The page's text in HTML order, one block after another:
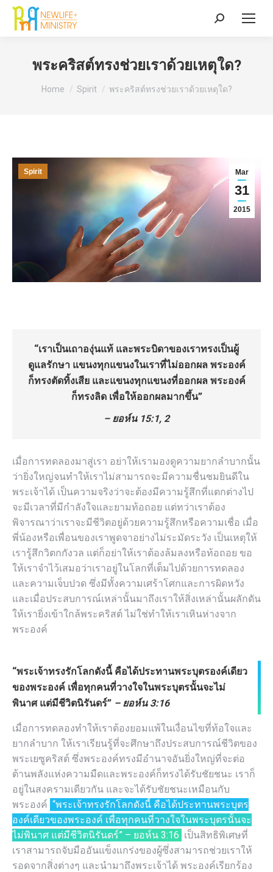
Search:
พระคริสต์ทรงช่วยเราด้วยเหตุใด?
You are here:
Home Spirit พระคริสต์ทรงช่วยเราด้วยเหตุใด?
Mar
31
2015
Spirit
“เราเป็นเถาองุ่นแท้ และพระบิดาของเราทรงเป็นผู้
ดูแลรักษา แขนงทุกแขนงในเราที่ไม่ออกผล พระองค์
ก็ทรงตัดทิ้งเสีย และแขนงทุกแขนงที่ออกผล พระองค์
ก็ทรงลิด เพื่อให้ออกผลมากขึ้น”
– ยอห์น 15:1, 2
เมื่อการทดลองมาสู่เรา อย่าให้เรามองดูความยากลำบากนั้น
ว่ายิ่งใหญ่จนทำให้เราไม่สามารถจะมีความชื่นชมยินดีใน
พระเจ้าได้ เป็นความจริงว่าจะต้องมีความรู้สึกที่แตกต่างไป
จะมีเวลาที่มีกำลังใจและยามท้อถอย แต่ทว่าเราต้อง
พิจารณาว่าเราจะมีชีวิตอยู่ด้วยความรู้สึกหรือความเชื่อ เมื่อ
พี่น้องหรือเพื่อนของเราพูดจาอย่างไม่ระมัดระวัง เป็นเหตุให้
เรารู้สึกวิตกกังวล แต่ก็อย่าให้เราต้องล้มลงหรือท้อถอย ขอ
ให้เราจำไว้เสมอว่าเราอยู่ในโลกที่เต็มไปด้วยการทดลอง
และความเจ็บปวด ซึ่งมีทั้งความเศร้าโศกและการผิดหวัง
และเมื่อประสบการณ์เหล่านั้นมาถึงเราให้สิ่งเหล่านั้นผลักดัน
ให้เรายิ่งเข้าใกล้พระคริสต์ ไม่ใช่ทำให้เราเหินห่างจาก
พระองค์
“พระเจ้าทรงรักโลกดังนี้ คือได้ประทานพระบุตรองค์เดียว
ของพระองค์ เพื่อทุกคนที่วางใจในพระบุตรนั้นจะไม่
พินาศ แต่มีชีวิตนิรันดร์” – ยอห์น 3:16
เมื่อการทดลองทำให้เราต้องยอมแพ้ในเงื่อนไขที่ท้อใจและ
ยากลำบาก ให้เราเรียนรู้ที่จะศึกษาถึงประสบการณ์ชีวิตของ
พระเยซูคริสต์ ซึ่งพระองค์ทรงมีอำนาจอันยิ่งใหญ่ที่จะต่อ
ต้านพลังแห่งความมืดและพระองค์ก็ทรงได้รับชัยชนะ เราก็
อยู่ในสงครามเดียวกัน และจะได้รับชัยชนะเหมือนกับ
พระองค์ “พระเจ้าทรงรักโลกดังนี้ คือได้ประทานพระบุตร
องค์เดียวของพระองค์ เพื่อทุกคนที่วางใจในพระบุตรนั้นจะ
ไม่พินาศ แต่มีชีวิตนิรันดร์” – ยอห์น 3:16 เป็นสิทธิพิเศษที่
เราสามารถจับมืออันแข็งแกร่งของผู้ซึ่งสามารถช่วยเราให้
รอดจากสิ่งต่างๆ และนำมาถึงพระเจ้าได้ พระองค์เรียกร้อง